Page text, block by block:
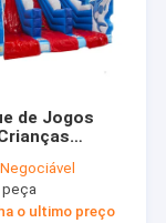
de Jogos
e
Para
Negociável
peça
o ultimo preço